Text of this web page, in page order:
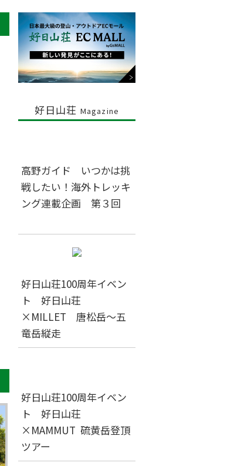
好日山荘 Magazine
高野ガイド いつかは挑
戦したい！海外トレッキ
ング連載企画 第３回
好日山荘100周年イベン
ト 好日山荘
×MILLET 唐松岳～五
竜岳縦走
好日山荘100周年イベン
ト 好日山荘
×MAMMUT 硫黄岳登頂
ツアー